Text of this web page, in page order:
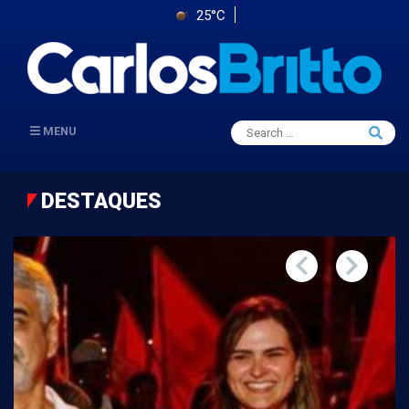
25°C
MENU
Search
for:
Search
DESTAQUES